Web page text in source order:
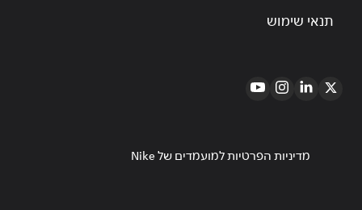
תנאי שימוש
מדיניות הפרטיות למועמדים של Nike